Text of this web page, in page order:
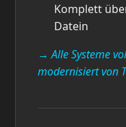
Komplett
Datein
→ Alle Systeme
modernisiert von